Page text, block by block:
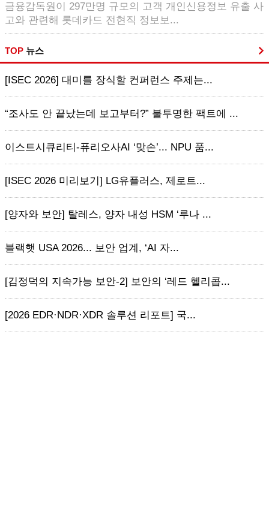
금융감독원이 297만명 규모의 고객 개인신용정보 유출 사
고와 관련해 롯데카드 전현직 정보보...
TOP 뉴스
[ISEC 2026] 대미를 장식할 컨퍼런스 주제는...
“조사도 안 끝났는데 보고부터?” 불투명한 팩트에 ...
이스트시큐리티-퓨리오사AI ‘맞손’... NPU 품...
[ISEC 2026 미리보기] LG유플러스, 제로트...
[양자와 보안] 탈레스, 양자 내성 HSM ‘루나 ...
블랙햇 USA 2026... 보안 업계, ‘AI 자...
[김정덕의 지속가능 보안-2] 보안의 ‘레드 헬리콥...
[2026 EDR·NDR·XDR 솔루션 리포트] 국...